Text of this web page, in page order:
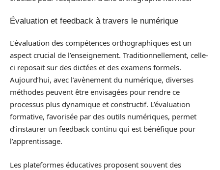
Évaluation et feedback à travers le numérique
L’évaluation des compétences orthographiques est un
aspect crucial de l’enseignement. Traditionnellement, celle-
ci reposait sur des dictées et des examens formels.
Aujourd’hui, avec l’avènement du numérique, diverses
méthodes peuvent être envisagées pour rendre ce
processus plus dynamique et constructif. L’évaluation
formative, favorisée par des outils numériques, permet
d’instaurer un feedback continu qui est bénéfique pour
l’apprentissage.
Les plateformes éducatives proposent souvent des